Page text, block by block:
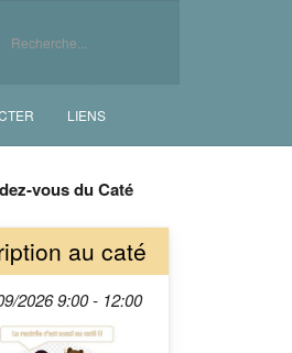
LIENS
vous du Caté
au caté
2026 9:00 - 12:00